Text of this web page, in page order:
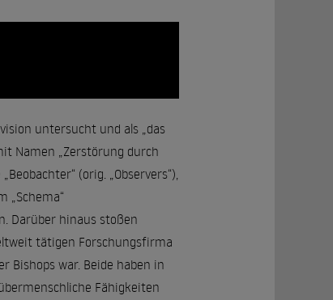
untersucht und als „das
Namen „Zerstörung durch
(orig. „Observers“),
„Schema“
Darüber hinaus stoßen
tätigen Forschungsfirma
Bishops war. Beide haben in
Fähigkeiten